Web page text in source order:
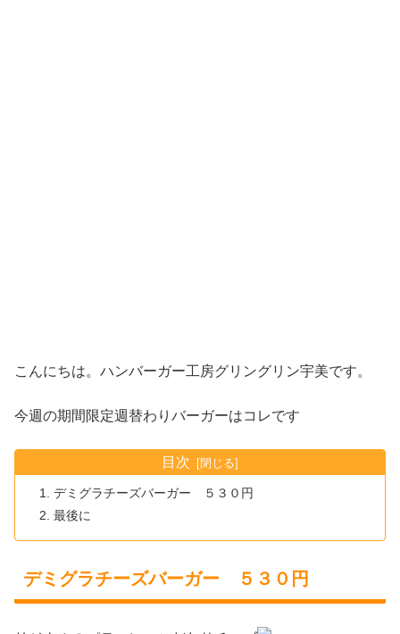
こんにちは。ハンバーガー工房グリングリン宇美です。
今週の期間限定週替わりバーガーはコレです
目次
デミグラチーズバーガー ５３０円
最後に
デミグラチーズバーガー ５３０円